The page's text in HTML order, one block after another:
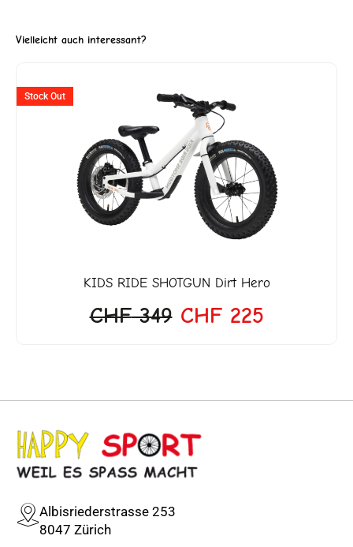
Vielleicht auch interessant?
Stock Out
KIDS RIDE SHOTGUN Dirt Hero
CHF349
Preis
war:
CHF 349
CHF225
CHF 225.
Albisriederstrasse 253
8047 Zürich